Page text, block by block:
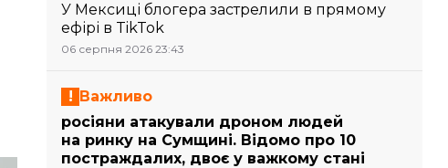
У Мексиці блогера застрелили в прямому
ефірі в TikTok
06 серпня 2026 23:43
Важливо
росіяни атакували дроном людей
на ринку на Сумщині. Відомо про 10
постраждалих, двоє у важкому стані